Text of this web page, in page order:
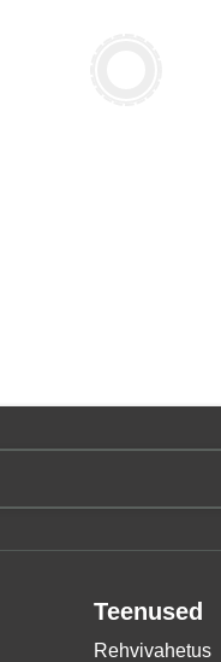
Teenused
Rehvivahetus